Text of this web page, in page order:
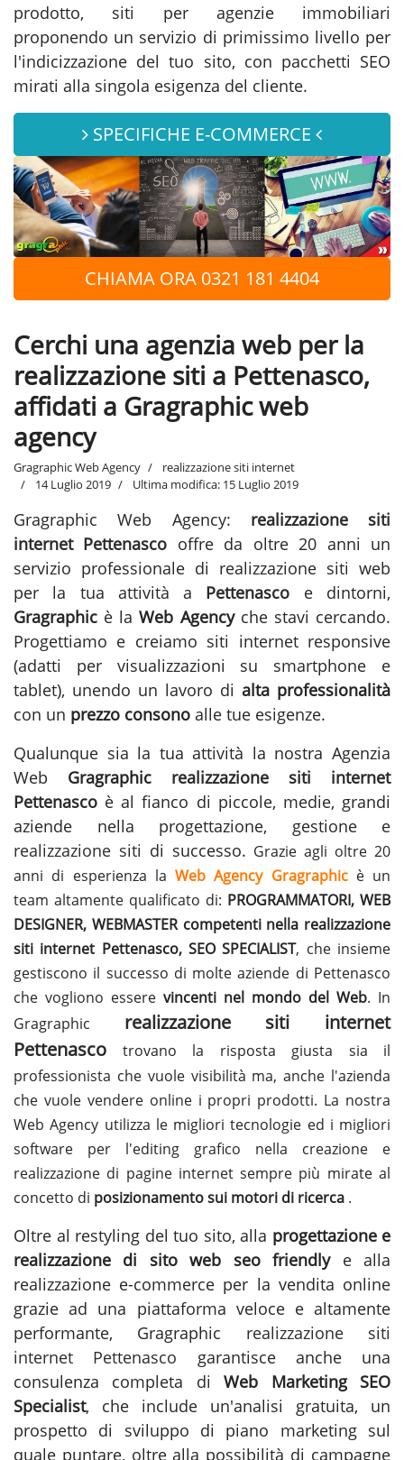
prodotto, siti per agenzie immobiliari
proponendo un servizio di primissimo livello per
l'indicizzazione del tuo sito, con pacchetti SEO
mirati alla singola esigenza del cliente.
SPECIFICHE E-COMMERCE
CHIAMA ORA 0321 181 4404
Cerchi una agenzia web per la
realizzazione siti a Pettenasco,
affidati a Gragraphic web
agency
Gragraphic Web Agency
realizzazione siti internet
14 Luglio 2019
Ultima modifica: 15 Luglio 2019
Gragraphic Web Agency: realizzazione siti
internet Pettenasco offre da oltre 20 anni un
servizio professionale di realizzazione siti web
per la tua attività a Pettenasco e dintorni,
Gragraphic è laWeb Agencyche stavi cercando.
Progettiamo e creiamo siti internet responsive
(adatti per visualizzazioni su smartphone e
tablet), unendo un lavoro di alta professionalità
con un prezzo consono alle tue esigenze.
Qualunque sia la tua attività la nostra Agenzia
Web Gragraphic realizzazione siti internet
Pettenasco è al fianco di piccole, medie, grandi
aziende nella progettazione, gestione e
realizzazione siti di successo. Grazie agli oltre 20
anni di esperienza la Web Agency Gragraphicè un
team altamente qualificato di: PROGRAMMATORI, WEB
DESIGNER, WEBMASTER competenti nella realizzazione
siti internet Pettenasco, SEO SPECIALIST, che insieme
gestiscono il successo di molte aziende di Pettenasco
che vogliono essere vincenti nel mondo del Web. In
Gragraphic realizzazione siti internet
Pettenasco trovano la risposta giusta sia il
professionista che vuole visibilità ma, anche l'azienda
che vuole vendere online i propri prodotti. La nostra
Web Agency utilizza le migliori tecnologie ed i migliori
software per l'editing grafico nella creazione e
realizzazione di pagine internet sempre più mirate al
concetto di posizionamento sui motori di ricerca .
Oltre al restyling del tuo sito, alla progettazione e
realizzazione di sito web seo friendly e alla
realizzazione e-commerce per la vendita online
grazie ad una piattaforma veloce e altamente
performante, Gragraphic realizzazione siti
internet Pettenasco garantisce anche una
consulenza completa diWeb Marketing SEO
Specialist, che include un'analisi gratuita, un
prospetto di sviluppo di piano marketing sul
quale puntare, oltre alla possibilità di campagne